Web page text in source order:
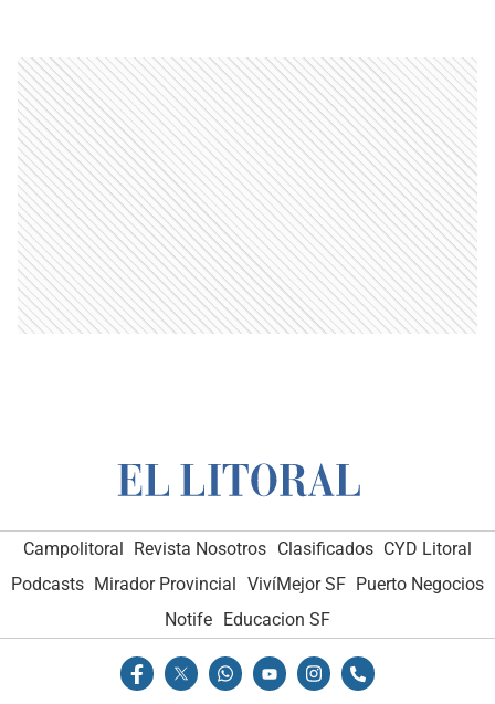
Campolitoral Revista Nosotros Clasificados CYD Litoral
Podcasts Mirador Provincial VivíMejor SF Puerto Negocios
Notife
Educacion SF